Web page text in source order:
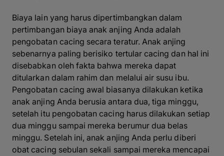
Biaya lain yang harus dipertimbangkan dalam
pertimbangan biaya anak anjing Anda adalah
pengobatan cacing secara teratur. Anak anjing
sebenarnya paling berisiko tertular cacing dan hal ini
disebabkan oleh fakta bahwa mereka dapat
ditularkan dalam rahim dan melalui air susu ibu.
Pengobatan cacing awal biasanya dilakukan ketika
anak anjing Anda berusia antara dua, tiga minggu,
setelah itu pengobatan cacing harus dilakukan setiap
dua minggu sampai mereka berumur dua belas
minggu. Setelah ini, anak anjing Anda perlu diberi
obat cacing sebulan sekali sampai mereka mencapai